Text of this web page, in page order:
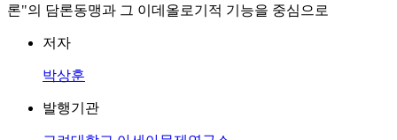
론"의 담론동맹과 그 이데올로기적 기능을 중심으로
저자
박상훈
발행기관